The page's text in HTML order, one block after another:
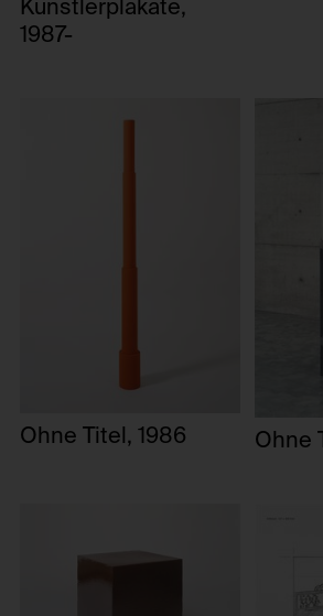
Künstlerplakate,
1987-
Ohne Titel, 1986 Ohne